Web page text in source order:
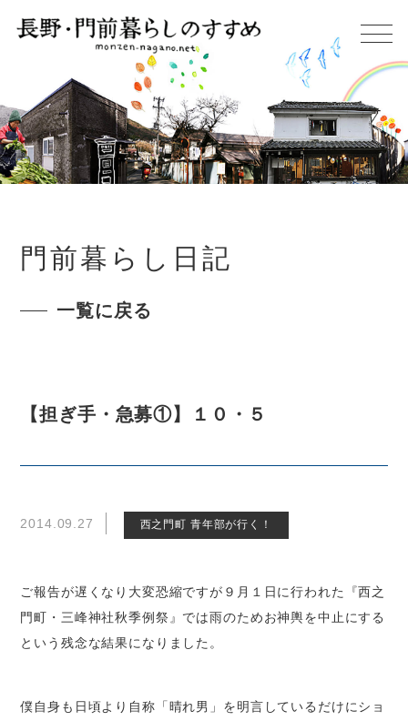
門前暮らし日記
一覧に戻る
【担ぎ手・急募①】１０・５
2014.09.27 西之門町 青年部が行く！
ご報告が遅くなり大変恐縮ですが９月１日に行われた『西之
門町・三峰神社秋季例祭』では雨のためお神輿を中止にする
という残念な結果になりました。
僕自身も日頃より自称「晴れ男」を明言しているだけにショ